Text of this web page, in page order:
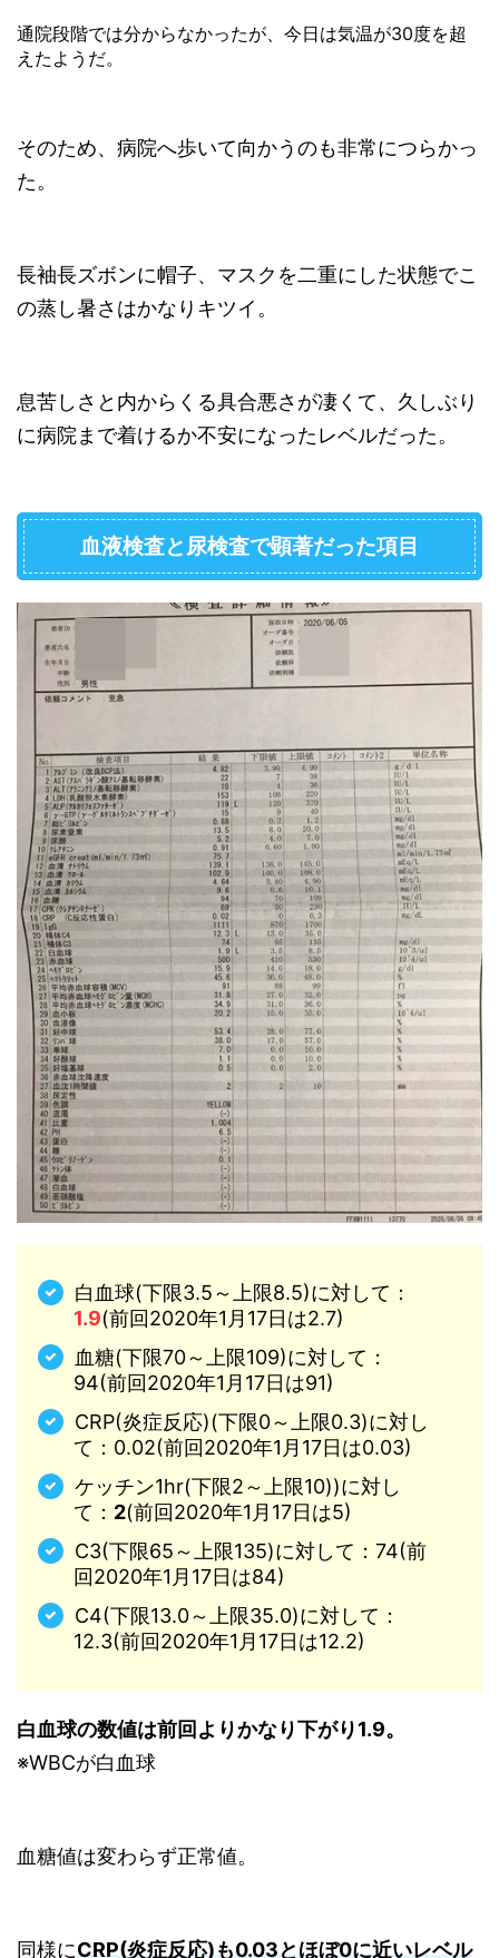
通院段階では分からなかったが、今日は気温が30度を超
えたようだ。
そのため、病院へ歩いて向かうのも非常につらかっ
た。
長袖長ズボンに帽子、マスクを二重にした状態でこ
の蒸し暑さはかなりキツイ。
息苦しさと内からくる具合悪さが凄くて、久しぶり
に病院まで着けるか不安になったレベルだった。
血液検査と尿検査で顕著だった項目
白血球(下限3.5～上限8.5)に対して：
1.9(前回2020年1月17日は2.7)
血糖(下限70～上限109)に対して：
94(前回2020年1月17日は91)
CRP(炎症反応)(下限0～上限0.3)に対し
て：0.02(前回2020年1月17日は0.03)
ケッチン1hr(下限2～上限10))に対し
て： 2(前回2020年1月17日は5)
C3(下限65～上限135)に対して：74(前
回2020年1月17日は84)
C4(下限13.0～上限35.0)に対して：
12.3(前回2020年1月17日は12.2)
白血球の数値は前回よりかなり下がり1.9。
※WBCが白血球
血糖値は変わらず正常値。
同様にCRP(炎症反応)も0.03とほぼ0に近いレベル